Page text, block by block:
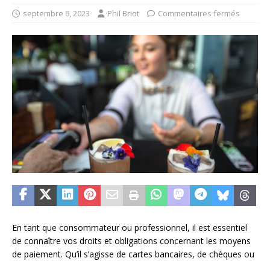
septembre 6, 2023 Phil Briot Commentaires fermés
En tant que consommateur ou professionnel, il est essentiel
de connaître vos droits et obligations concernant les moyens
de paiement. Qu’il s’agisse de cartes bancaires, de chèques ou